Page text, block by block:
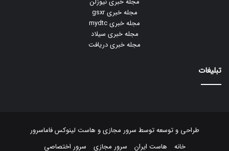
مجله خبری gsxr
مجله خبری mydtc
مجله خبری سیلاد
مجله خبری دریافت
تبلیغات
طراحی و توسعه توسط سرور مجازیو هاست لینوکسفاماسرور
خانه
هاست ایران سرور مجازی سرور اختصاصی